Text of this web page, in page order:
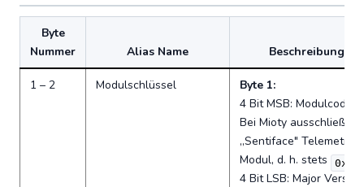
Byte
Nummer
Alias Name Beschreibung
1 – 2 Modulschlüssel
Byte 1:
4 Bit MSB: Modulcode.
Bei Mioty ausschließlich
„Sentiface" Telemetrie-
Modul, d. h. stets
0x1
4 Bit LSB: Major